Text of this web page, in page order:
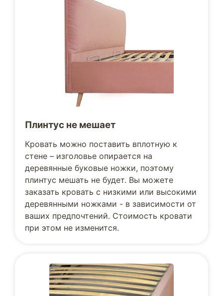
Плинтус не мешает
Кровать можно поставить вплотную к
стене – изголовье опирается на
деревянные буковые ножки, поэтому
плинтус мешать не будет. Вы можете
заказать кровать с низкими или высокими
деревянными ножками - в зависимости от
ваших предпочтений. Стоимость кровати
при этом не изменится.